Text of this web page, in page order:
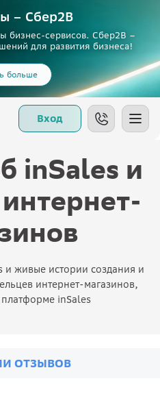
– Сбер2B
бизнес-сервисов. Сбер2В –
для развития бизнеса!
больше
Вход
inSales и
и живые истории создания и
интернет-магазинов,
inSales
ОТЗЫВОВ